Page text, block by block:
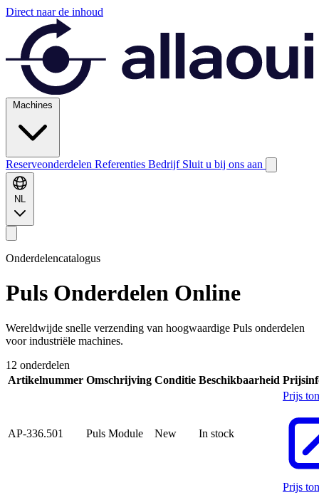
Direct naar de inhoud
Machines
Reserveonderdelen Referenties Bedrijf Sluit u bij ons aan
NL
Onderdelencatalogus
Puls Onderdelen Online
Wereldwijde snelle verzending van hoogwaardige Puls onderdelen
voor industriële machines.
12 onderdelen
Artikelnummer Omschrijving Conditie Beschikbaarheid
AP-336.501 Puls Module New In stock
Prijs
Prijs